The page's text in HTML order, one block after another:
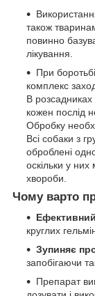
також
повинно
лікування.
При
комплекс
В розсадниках
кожен послід
Обробку
Всі собаки з
оброблені
оскільки у них
хвороби.
Чому варто
Ефективний
круглих
Зупиняє
запобігаючи
Препарат